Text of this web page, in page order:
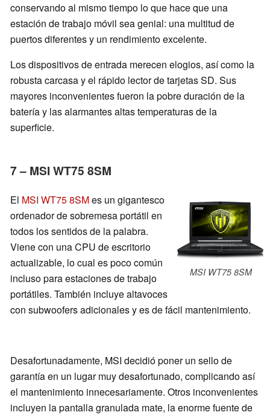
conservando al mismo tiempo lo que hace que una
estación de trabajo móvil sea genial: una multitud de
puertos diferentes y un rendimiento excelente.
Los dispositivos de entrada merecen elogios, así como la
robusta carcasa y el rápido lector de tarjetas SD. Sus
mayores inconvenientes fueron la pobre duración de la
batería y las alarmantes altas temperaturas de la
superficie.
7 – MSI WT75 8SM
MSI WT75 8SM
El MSI WT75 8SMes un gigantesco
ordenador de sobremesa portátil en
todos los sentidos de la palabra.
Viene con una CPU de escritorio
actualizable, lo cual es poco común
incluso para estaciones de trabajo
portátiles. También incluye altavoces
con subwoofers adicionales y es de fácil mantenimiento.
Desafortunadamente, MSI decidió poner un sello de
garantía en un lugar muy desafortunado, complicando así
el mantenimiento innecesariamente. Otros inconvenientes
incluyen la pantalla granulada mate, la enorme fuente de